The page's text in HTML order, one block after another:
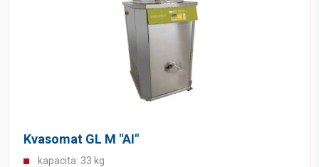
Kvasomat GL M "AI"
kapacita: 33 kg